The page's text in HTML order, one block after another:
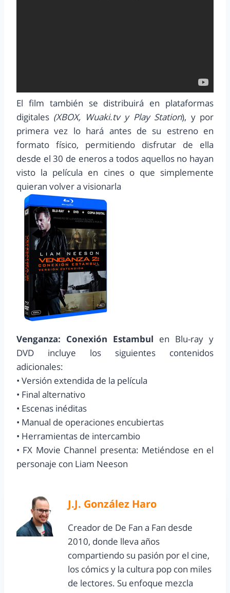
El film también se distribuirá en plataformas
digitales (XBOX, Wuaki.tv y Play Station), y por
primera vez lo hará antes de su estreno en
formato físico, permitiendo disfrutar de ella
desde el 30 de eneros a todos aquellos no hayan
visto la película en cines o que simplemente
quieran volver a visionarla
Venganza: Conexión Estambul en Blu-ray y
DVD incluye los siguientes contenidos
adicionales:
• Versión extendida de la película
• Final alternativo
• Escenas inéditas
• Manual de operaciones encubiertas
• Herramientas de intercambio
• FX Movie Channel presenta: Metiéndose en el
personaje con Liam Neeson
J.J. González Haro
Creador de De Fan a Fan desde
2010, donde lleva años
compartiendo su pasión por el cine,
los cómics y la cultura pop con miles
de lectores. Su enfoque mezcla